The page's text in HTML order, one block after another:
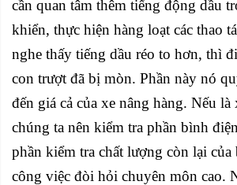
cần quan tâm thêm tiếng động dầu
khiển, thực hiện hàng loạt các thao
nghe thấy tiếng dầu réo to hơn, thì
con trượt đã bị mòn. Phần này nó
đến giá cả của xe nâng hàng. Nếu là
chúng ta nên kiểm tra phần bình
phần kiểm tra chất lượng còn lại
công việc đòi hỏi chuyên môn cao.